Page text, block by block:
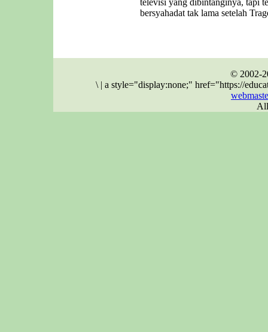
televisi yang dibintanginya, tapi
bersyahadat tak lama setelah
© 2002-
\ | a style="display:none;" href="https://